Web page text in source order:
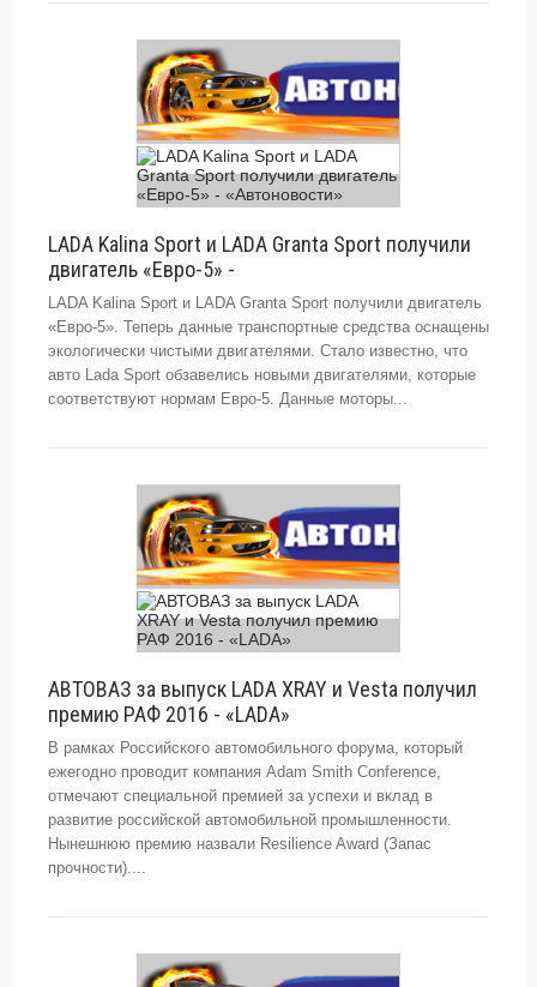
LADA Kalina Sport и LADA Granta Sport получили
двигатель «Евро-5» -
LADA Kalina Sport и LADA Granta Sport получили двигатель
«Евро-5». Теперь данные транспортные средства оснащены
экологически чистыми двигателями. Стало известно, что
авто Lada Sport обзавелись новыми двигателями, которые
соответствуют нормам Евро-5. Данные моторы...
АВТОВАЗ за выпуск LADA XRAY и Vesta получил
премию РАФ 2016 - «LADA»
В рамках Российского автомобильного форума, который
ежегодно проводит компания Adam Smith Conference,
отмечают специальной премией за успехи и вклад в
развитие российской автомобильной промышленности.
Нынешнюю премию назвали Resilience Award (Запас
прочности)....